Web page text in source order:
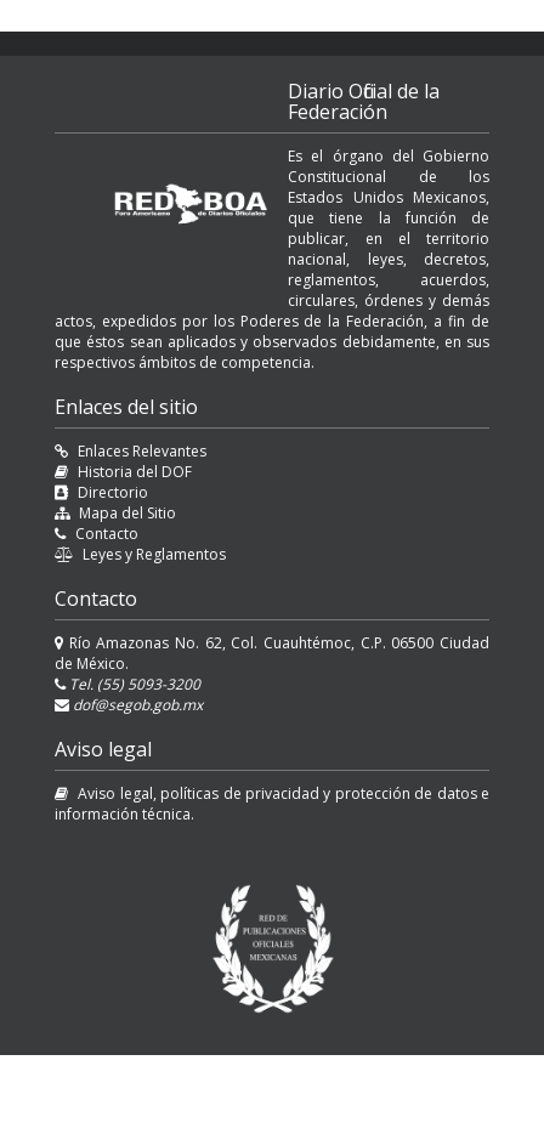
Diario Oficial de la
Federación
Es el órgano del Gobierno
Constitucional de los
Estados Unidos Mexicanos,
que tiene la función de
publicar, en el territorio
nacional, leyes, decretos,
reglamentos, acuerdos,
circulares, órdenes y demás
actos, expedidos por los Poderes de la Federación, a fin de
que éstos sean aplicados y observados debidamente, en sus
respectivos ámbitos de competencia.
Enlaces del sitio
Enlaces Relevantes
Historia del DOF
Directorio
Mapa del Sitio
Contacto
Leyes y Reglamentos
Contacto
Río Amazonas No. 62, Col. Cuauhtémoc, C.P. 06500 Ciudad
de México.
Tel. (55) 5093-3200
dof@segob.gob.mx
Aviso legal
Aviso legal, políticas de privacidad y protección de datos e
información técnica.